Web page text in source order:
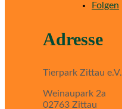
Folgen
Adresse
Tierpark Zittau e.V.
Weinaupark 2a
02763 Zittau